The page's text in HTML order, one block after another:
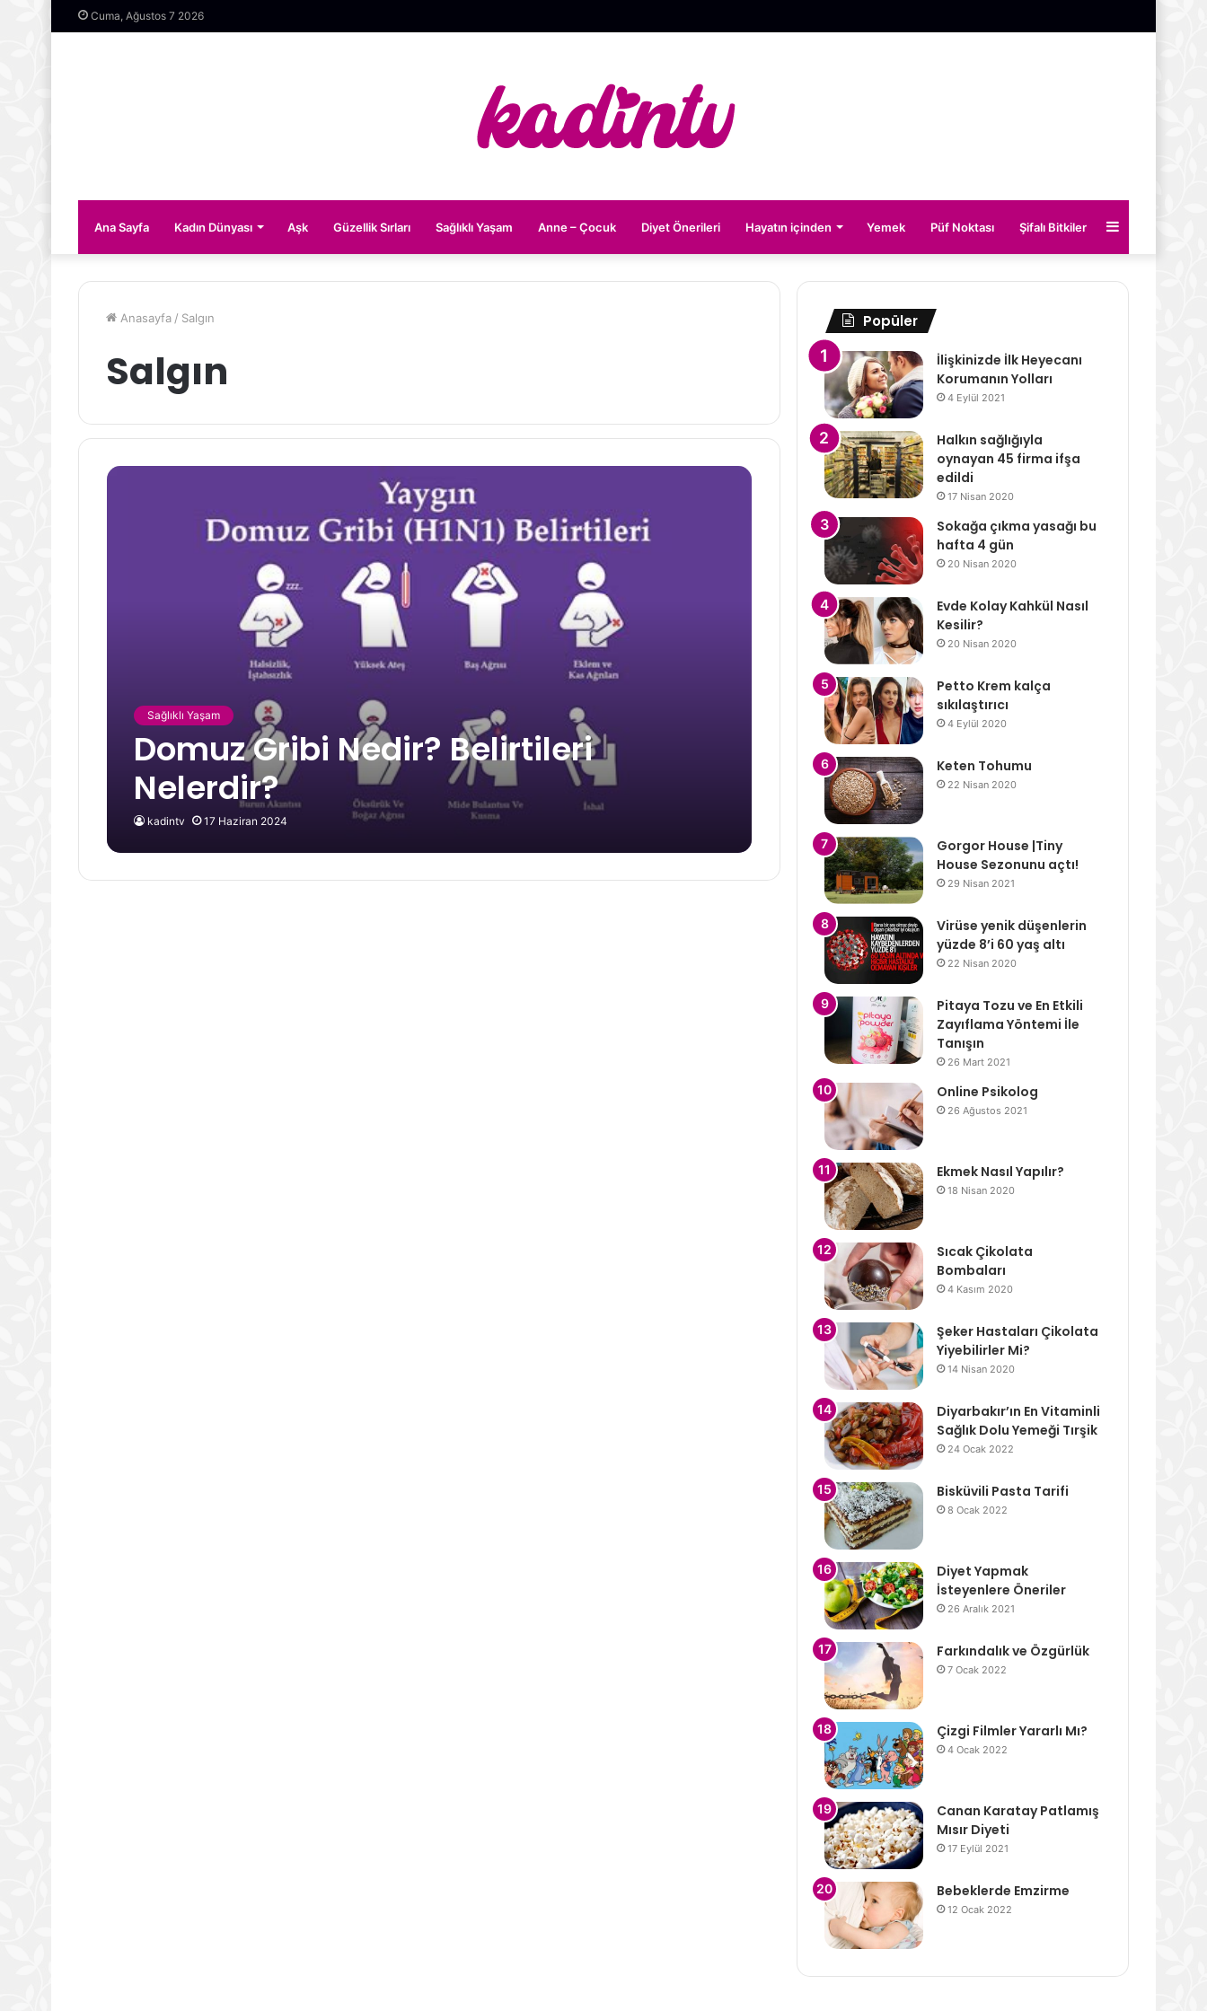
Cuma, Ağustos 7 2026
Ana Sayfa Kadın Dünyası Aşk Güzellik Sırları Sağlıklı Yaşam Anne – Çocuk Diyet Önerileri Hayatın içinden Yemek Püf Noktası Şifalı Bitkiler Kenar
Bölmesi
Anasayfa / Salgın
Salgın
Sağlıklı Yaşam
Domuz Gribi Nedir? Belirtileri
Nelerdir?
kadintv 17 Haziran 2024
Popüler
İlişkinizde İlk Heyecanı
Korumanın Yolları
4 Eylül 2021
Halkın sağlığıyla
oynayan 45 firma ifşa
edildi
17 Nisan 2020
Sokağa çıkma yasağı bu
hafta 4 gün
20 Nisan 2020
Evde Kolay Kahkül Nasıl
Kesilir?
20 Nisan 2020
Petto Krem kalça
sıkılaştırıcı
4 Eylül 2020
Keten Tohumu
22 Nisan 2020
Gorgor House |Tiny
House Sezonunu açtı!
29 Nisan 2021
Virüse yenik düşenlerin
yüzde 8’i 60 yaş altı
22 Nisan 2020
Pitaya Tozu ve En Etkili
Zayıflama Yöntemi İle
Tanışın
26 Mart 2021
Online Psikolog
26 Ağustos 2021
Ekmek Nasıl Yapılır?
18 Nisan 2020
Sıcak Çikolata
Bombaları
4 Kasım 2020
Şeker Hastaları Çikolata
Yiyebilirler Mi?
14 Nisan 2020
Diyarbakır’ın En Vitaminli
Sağlık Dolu Yemeği Tırşik
24 Ocak 2022
Bisküvili Pasta Tarifi
8 Ocak 2022
Diyet Yapmak
İsteyenlere Öneriler
26 Aralık 2021
Farkındalık ve Özgürlük
7 Ocak 2022
Çizgi Filmler Yararlı Mı?
4 Ocak 2022
Canan Karatay Patlamış
Mısır Diyeti
17 Eylül 2021
Bebeklerde Emzirme
12 Ocak 2022